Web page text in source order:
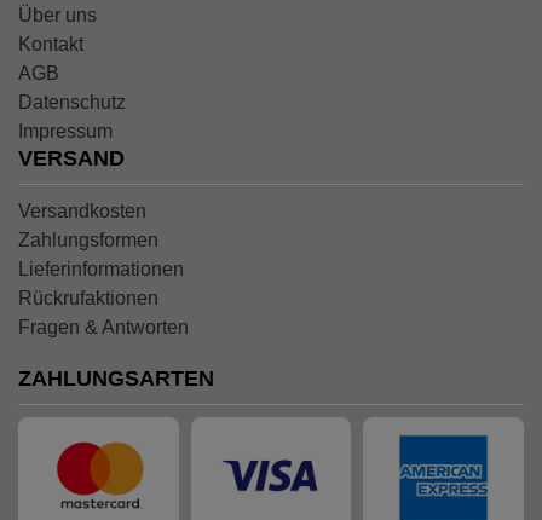
Über uns
Kontakt
AGB
Datenschutz
Impressum
VERSAND
Versandkosten
Zahlungsformen
Lieferinformationen
Rückrufaktionen
Fragen & Antworten
ZAHLUNGSARTEN